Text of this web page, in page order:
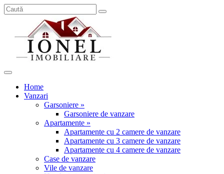
Home
Vanzari
Garsoniere »
Garsoniere de vanzare
Apartamente »
Apartamente cu 2 camere de vanzare
Apartamente cu 3 camere de vanzare
Apartamente cu 4 camere de vanzare
Case de vanzare
Vile de vanzare